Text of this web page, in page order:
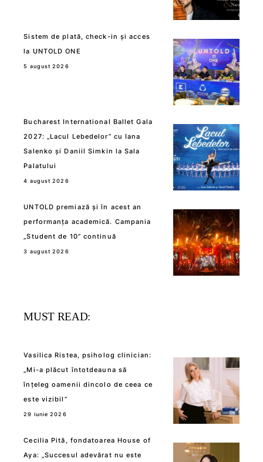
Sistem de plată, check-in și acces
la UNTOLD ONE
5 august 2026
Bucharest International Ballet Gala
2027: „Lacul Lebedelor” cu Iana
Salenko și Daniil Simkin la Sala
Palatului
4 august 2026
UNTOLD premiază și în acest an
performanța academică. Campania
„Student de 10” continuă
3 august 2026
MUST READ:
Vasilica Ristea, psiholog clinician:
„Mi-a plăcut întotdeauna să
înțeleg oamenii dincolo de ceea ce
este vizibil”
29 iunie 2026
Cecilia Pită, fondatoarea House of
Aya: „Succesul adevărat nu este